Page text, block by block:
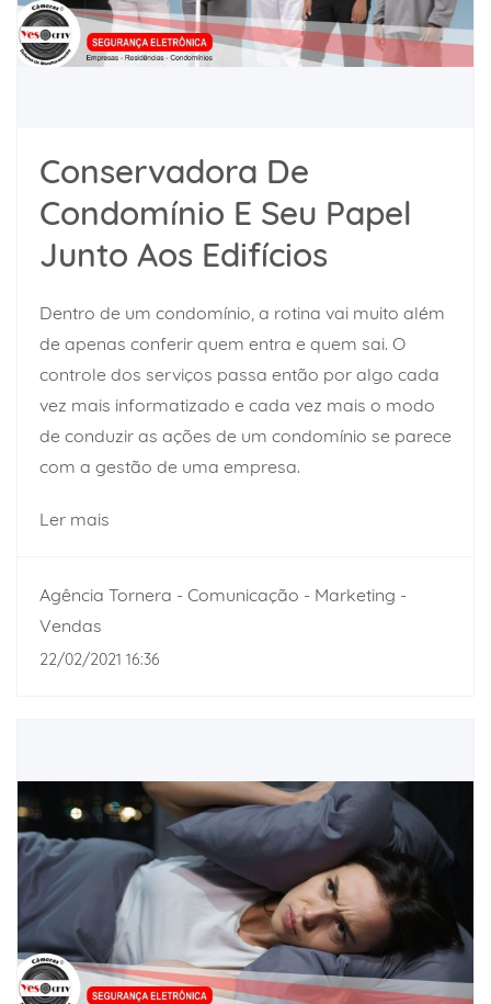
Conservadora De
Condomínio E Seu Papel
Junto Aos Edifícios
Dentro de um condomínio, a rotina vai muito além
de apenas conferir quem entra e quem sai. O
controle dos serviços passa então por algo cada
vez mais informatizado e cada vez mais o modo
de conduzir as ações de um condomínio se parece
com a gestão de uma empresa.
Ler mais
Agência Tornera - Comunicação - Marketing -
Vendas
22/02/2021 16:36